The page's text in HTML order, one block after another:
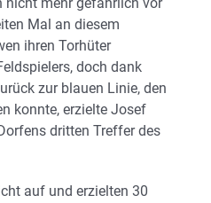
Mal an diesem
ihren Torhüter
doch dank
zur blauen Linie, den
konnte, erzielte Josef
dritten Treffer des
auf und erzielten 30